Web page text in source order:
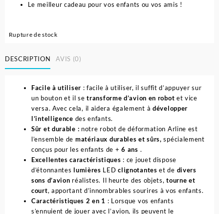
Le meilleur cadeau pour vos enfants ou vos amis !
Rupture de stock
DESCRIPTION AVIS (0)
Facile à utiliser : facile à utiliser, il suffit d’appuyer sur
un bouton et il setransforme d’avion en robot et vice
versa. Avec cela, il aidera également à développer
l’intelligence des enfants.
Sûr et durable : notre robot de déformation Arline est
l’ensemble de matériaux durables et sûrs, spécialement
conçus pour les enfants de + 6 ans .
Excellentes caractéristiques : ce jouet dispose
d’étonnantes lumières LEDclignotantes et de divers
sons d’avion réalistes. Il heurte des objets, tourne et
court, apportant d’innombrables sourires à vos enfants.
Caractéristiques 2 en 1 : Lorsque vos enfants
s’ennuient de jouer avec l’avion, ils peuvent le